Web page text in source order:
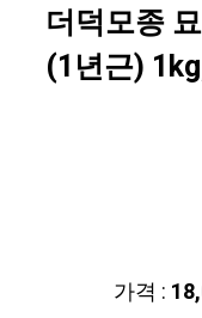
더덕모종
(1년근)
가격 :